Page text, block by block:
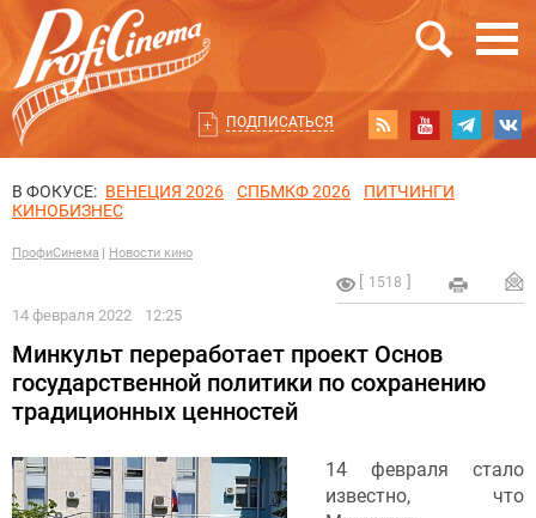
ПОДПИСАТЬСЯ
В ФОКУСЕ: ВЕНЕЦИЯ 2026 СПБМКФ 2026
ПИТЧИНГИ
КИНОБИЗНЕС
ПрофиСинема Новости кино
1518
14 февраля 2022 12:25
Минкульт переработает проект Основ
государственной политики по сохранению
традиционных ценностей
14 февраля стало
известно, что